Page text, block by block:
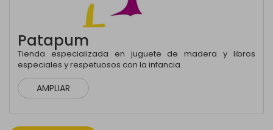
Patapum
Tienda especializada en juguete de madera y libros
especiales y respetuosos con la infancia.
AMPLIAR